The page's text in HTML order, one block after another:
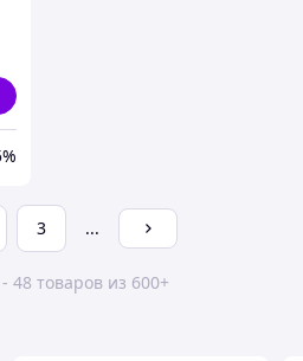
3 ...
48 товаров из 600+